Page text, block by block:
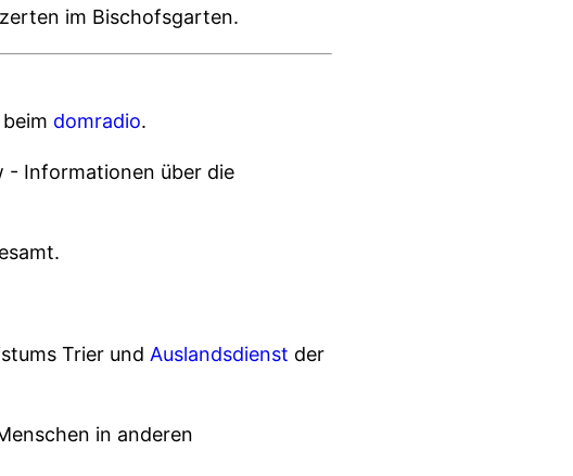
im Bischofsgarten.
domradio.
- Informationen über die
Trier und Auslandsdienst der
in anderen